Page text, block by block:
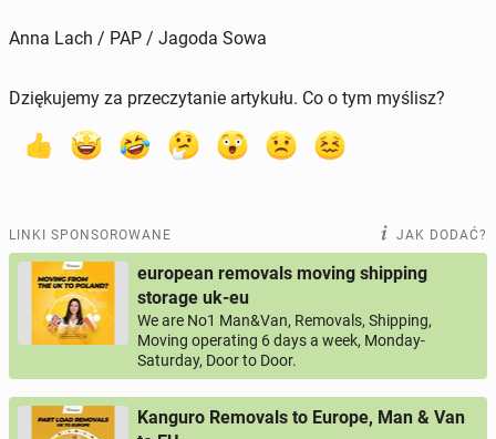
Anna Lach / PAP / Jagoda Sowa
Dziękujemy za przeczytanie artykułu. Co o tym myślisz?
LINKI SPONSOROWANE JAK DODAĆ?
european removals moving shipping
storage uk-eu
We are No1 Man&Van, Removals, Shipping,
Moving operating 6 days a week, Monday-
Saturday, Door to Door.
Kanguro Removals to Europe, Man & Van